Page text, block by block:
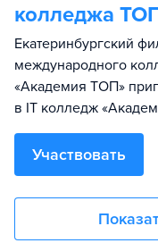
колледжа
Екатеринбургский
международного
«Академия TOП»
в IT колледж
Участвовать